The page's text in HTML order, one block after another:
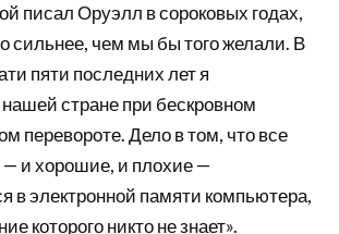
писал Оруэлл в сороковых годах,
сильнее, чем мы бы того желали. В
пяти последних лет я
стране при бескровном
перевороте. Дело в том, что все
— и хорошие, и плохие —
в электронной памяти компьютера,
которого никто не знает».